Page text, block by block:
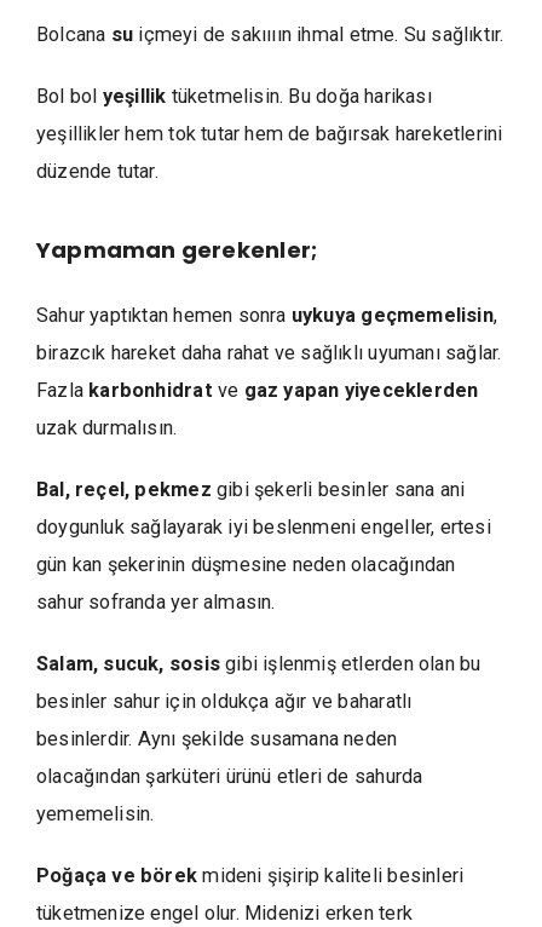
Bolcana su içmeyi de sakıııın ihmal etme. Su sağlıktır.
Bol bol yeşillik tüketmelisin. Bu doğa harikası
yeşillikler hem tok tutar hem de bağırsak hareketlerini
düzende tutar.
Yapmaman gerekenler;
Sahur yaptıktan hemen sonra uykuya geçmemelisin,
birazcık hareket daha rahat ve sağlıklı uyumanı sağlar.
Fazla karbonhidrat ve gaz yapan yiyeceklerden
uzak durmalısın.
Bal, reçel, pekmez gibi şekerli besinler sana ani
doygunluk sağlayarak iyi beslenmeni engeller, ertesi
gün kan şekerinin düşmesine neden olacağından
sahur sofranda yer almasın.
Salam, sucuk, sosisgibi işlenmiş etlerden olan bu
besinler sahur için oldukça ağır ve baharatlı
besinlerdir. Aynı şekilde susamana neden
olacağından şarküteri ürünü etleri de sahurda
yememelisin.
Poğaça ve börekmideni şişirip kaliteli besinleri
tüketmenize engel olur. Midenizi erken terk